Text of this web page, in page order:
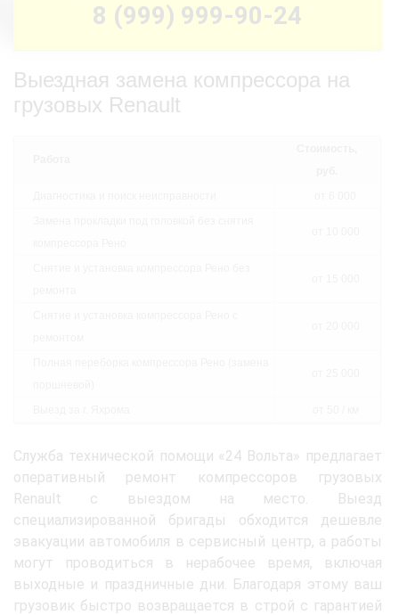
8 (999) 999-90-24
Выездная замена компрессора на
грузовых Renault
Служба технической помощи «24 Вольта» предлагает
оперативный ремонт компрессоров грузовых
Renault с выездом на место. Выезд
специализированной бригады обходится дешевле
эвакуации автомобиля в сервисный центр, а работы
могут проводиться в нерабочее время, включая
выходные и праздничные дни. Благодаря этому ваш
грузовик быстро возвращается в строй с гарантией